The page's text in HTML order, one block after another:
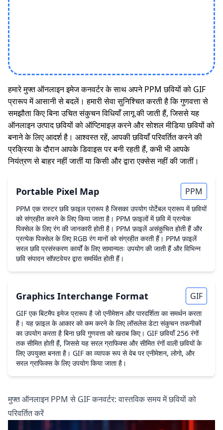
हमारे मुफ्त ऑनलाइन इमेज कनवर्टर के साथ अपने PPM छवियों को GIF
प्रारूप में आसानी से बदलें। हमारी सेवा सुनिश्चित करती है कि गुणवत्ता से
समझौता किए बिना उचित संकुचन विधियाँ लागू की जाती हैं, जिससे यह
ऑनलाइन उत्पाद छवियों को ऑप्टिमाइज़ करने और सोशल मीडिया छवियों को
बनाने के लिए आदर्श है। आश्वस्त रहें, आपकी छवियाँ परिवर्तित करने की
प्रक्रिया के दौरान आपके डिवाइस पर बनी रहती हैं, कभी भी आपके
नियंत्रण से बाहर नहीं जातीं या किसी और द्वारा एक्सेस नहीं की जातीं।
Portable Pixel Map PPM
PPM एक रास्टर छवि फ़ाइल प्रारूप है जिसका उपयोग पोर्टेबल प्रारूप में छवियों
को संग्रहीत करने के लिए किया जाता है। PPM फ़ाइलों में छवि में प्रत्येक
पिक्सेल के लिए रंग की जानकारी होती है। PPM फ़ाइलें असंकुचित होती हैं और
प्रत्येक पिक्सेल के लिए RGB रंग मानों को संग्रहीत करती हैं। PPM फ़ाइलें
सरल छवि प्रसंस्करण कार्यों के लिए सामान्यतः उपयोग की जाती हैं और विभिन्न
छवि संपादन सॉफ़्टवेयर द्वारा समर्थित होती हैं।
Graphics Interchange Format GIF
GIF एक बिटमैप इमेज प्रारूप है जो एनीमेशन और पारदर्शिता का समर्थन करता
है। यह फ़ाइल के आकार को कम करने के लिए लॉसलेस डेटा संकुचन तकनीकों
का उपयोग करता है बिना छवि गुणवत्ता को खराब किए। GIF छवियाँ 256 रंगों
तक सीमित होती हैं, जिससे यह सरल ग्राफिक्स और सीमित रंगों वाली छवियों के
लिए उपयुक्त बनता है। GIF का व्यापक रूप से वेब पर एनीमेशन, लोगो, और
सरल ग्राफिक्स के लिए उपयोग किया जाता है।
मुफ्त ऑनलाइन PPM से GIF कनवर्टर: वास्तविक समय में छवियों को
परिवर्तित करें